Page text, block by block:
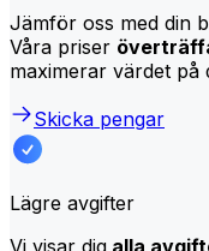
Jämför oss med din
Våra priser
maximerar värdet på
Skicka pengar
Lägre avgifter
Vi visar dig alla